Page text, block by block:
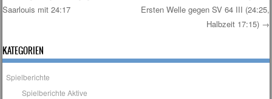
Post navigation
Saarlouis mit 24:17
Ersten Welle gegen SV 64 III (24:25,
Halbzeit 17:15) →
KATEGORIEN
Spielberichte
Spielberichte Aktive